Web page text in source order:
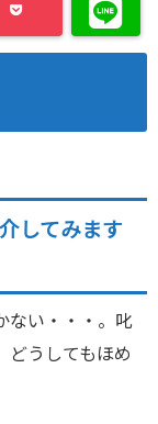
してみます
ない・・・。叱
どうしてもほめ